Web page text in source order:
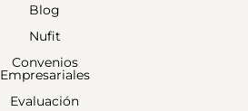
Blog
Nufit
Convenios
Empresariales
Evaluación